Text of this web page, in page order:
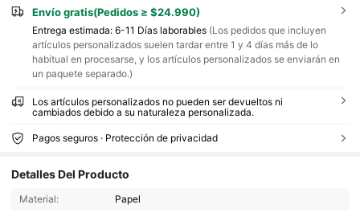
Envío gratis(Pedidos ≥ $24.990)
Entrega estimada: 6-11 Días laborables (Los pedidos que incluyen
artículos personalizados suelen tardar entre 1 y 4 días más de lo
habitual en procesarse, y los artículos personalizados se enviarán en
un paquete separado.)
Los artículos personalizados no pueden ser devueltos ni
cambiados debido a su naturaleza personalizada.
Pagos seguros · Protección de privacidad
Detalles Del Producto
Material: Papel